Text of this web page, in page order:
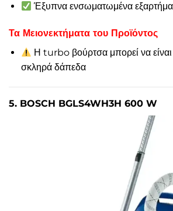
Έξυπνα ενσωματωμένα
Τα Μειονεκτήματα του Προϊόντος
Η turbo βούρτσα μπορεί να
σκληρά δάπεδα
5. BOSCH BGLS4WH3H 600 W